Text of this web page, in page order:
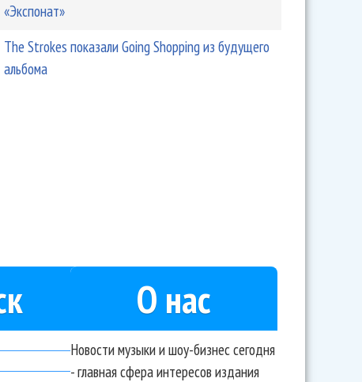
«Экспонат»
The Strokes показали Going Shopping из будущего
альбома
О нас
Новости музыки и шоу-бизнес сегодня
- главная сфера интересов издания